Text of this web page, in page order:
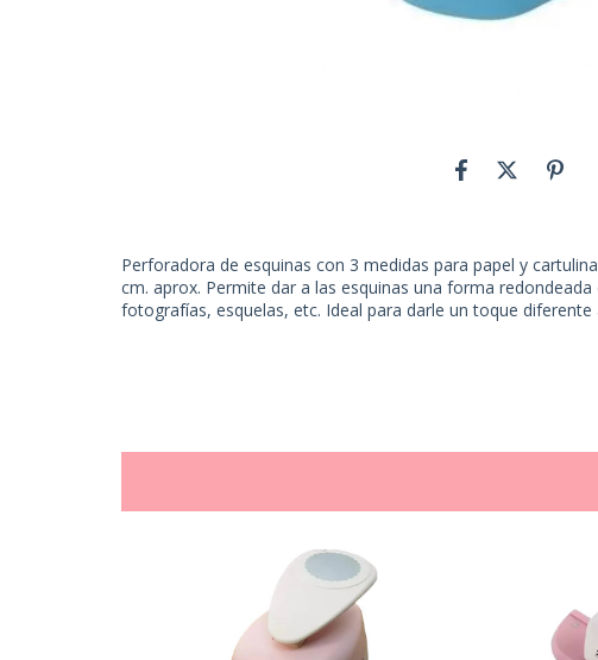
Perforadora de esquinas con 3 medidas para papel y
cm. aprox. Permite dar a las esquinas una forma
fotografías, esquelas, etc. Ideal para darle un toque